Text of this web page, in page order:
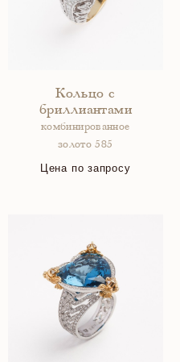
Кольцо с
бриллиантами
комбинированное
золото 585
Цена по запросу